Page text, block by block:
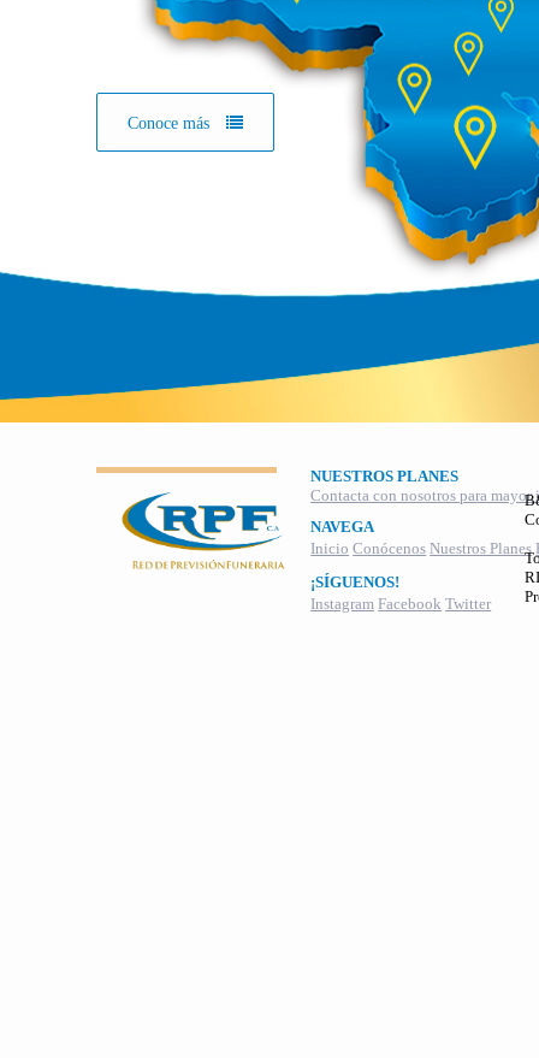
Conoce más
NUESTROS PLANES
Contacta con nosotros para
NAVEGA
Inicio Conócenos Nuestros Planes
¡SÍGUENOS!
Instagram Facebook Twitter